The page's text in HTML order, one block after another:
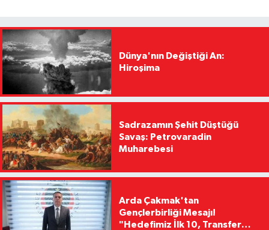
Dünya'nın Değiştiği An:
Hiroşima
Sadrazamın Şehit Düştüğü
Savaş: Petrovaradin
Muharebesi
Arda Çakmak'tan
Gençlerbirliği Mesajı!
"Hedefimiz İlk 10, Transfer